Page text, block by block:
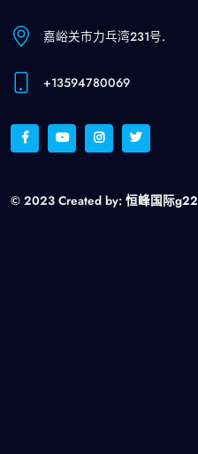
嘉峪关市力乓湾231号.
+13594780069
© 2023 Created by: 恒峰国际g22